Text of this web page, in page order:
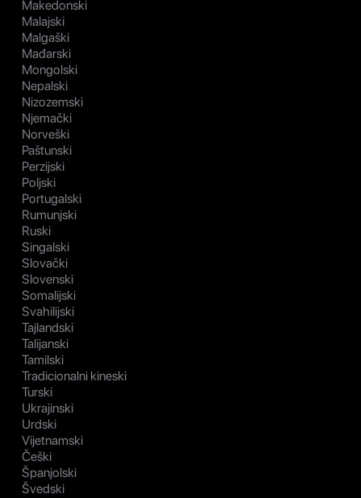
Makedonski
Malajski
Malgaški
Mađarski
Mongolski
Nepalski
Nizozemski
Njemački
Norveški
Paštunski
Perzijski
Poljski
Portugalski
Rumunjski
Ruski
Singalski
Slovački
Slovenski
Somalijski
Svahilijski
Tajlandski
Talijanski
Tamilski
Tradicionalni kineski
Turski
Ukrajinski
Urdski
Vijetnamski
Češki
Španjolski
Švedski